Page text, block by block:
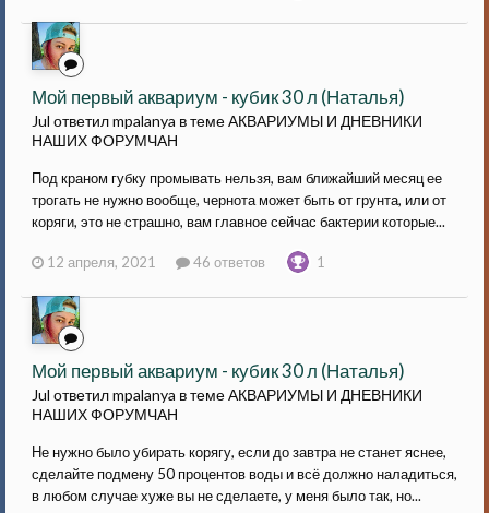
Мой первый аквариум - кубик 30 л (Наталья)
Jul ответил mpalanya в темеАКВАРИУМЫ И ДНЕВНИКИ
НАШИХ ФОРУМЧАН
Под краном губку промывать нельзя, вам ближайший месяц ее
трогать не нужно вообще, чернота может быть от грунта, или от
коряги, это не страшно, вам главное сейчас бактерии которые...
12 апреля, 2021 46 ответов 1
Мой первый аквариум - кубик 30 л (Наталья)
Jul ответил mpalanya в темеАКВАРИУМЫ И ДНЕВНИКИ
НАШИХ ФОРУМЧАН
Не нужно было убирать корягу, если до завтра не станет яснее,
сделайте подмену 50 процентов воды и всё должно наладиться,
в любом случае хуже вы не сделаете, у меня было так, но...